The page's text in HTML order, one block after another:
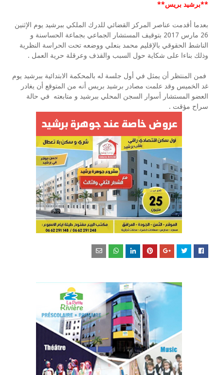
**برشيد بريس**
بعدما أقدمت عناصر المركز القضائي للدرك الملكي ببرشيد يوم الإثنين
26 مارس 2017 بتوقيف المستشار الجماعي بجماعة الحساسنة و
الناشط الحقوقي بالإقليم محمد بنعلي ووضعه تحت الحراسة النظرية
وذلك بناءا على شكاية حول السبب والقذف وعرقلة حرية العمل .
فمن المنتظر أن يمثل في أول جلسة له بالمحكمة الابتدائية ببرشيد يوم
غد الخميس وقد علمت مصادر برشيد بريس أنه من المتوقع أن يغادر
العضو المستشار أسوار السجن المحلي ببرشيد و متابعته في حالة
سراح مؤقت .